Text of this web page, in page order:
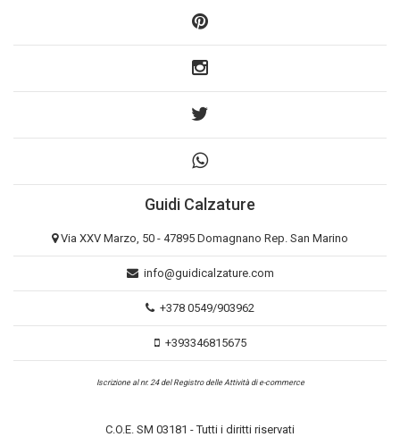
Guidi Calzature
Via XXV Marzo, 50 - 47895 Domagnano Rep. San Marino
info@guidicalzature.com
+378 0549/903962
+393346815675
Iscrizione al nr. 24 del Registro delle Attività di e-commerce
C.O.E. SM 03181 - Tutti i diritti riservati